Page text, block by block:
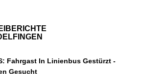
Fahrgast In Linienbus Gestürzt -
Gesucht